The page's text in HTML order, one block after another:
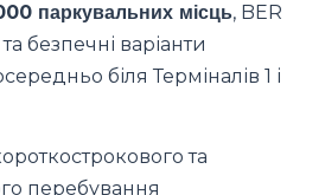
паркувальних місць, BER
безпечні варіанти
біля Терміналів 1 і
та
перебування